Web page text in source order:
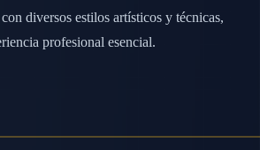
diversos estilos artísticos y técnicas,
profesional esencial.